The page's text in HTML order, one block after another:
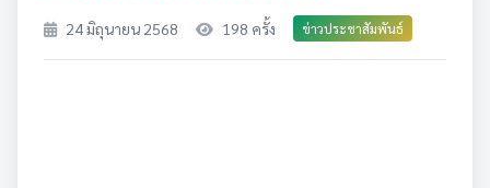
24 มิถุนายน 2568 198 ครั้ง ข่าวประชาสัมพันธ์